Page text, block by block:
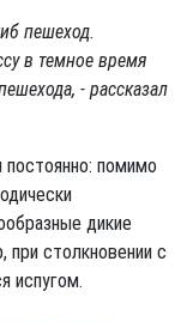
пешеход.
в темное время
- рассказал
постоянно: помимо
дикие
при столкновении с
испугом.